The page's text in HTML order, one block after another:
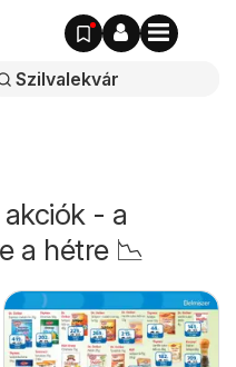
- a
a hétre 📉